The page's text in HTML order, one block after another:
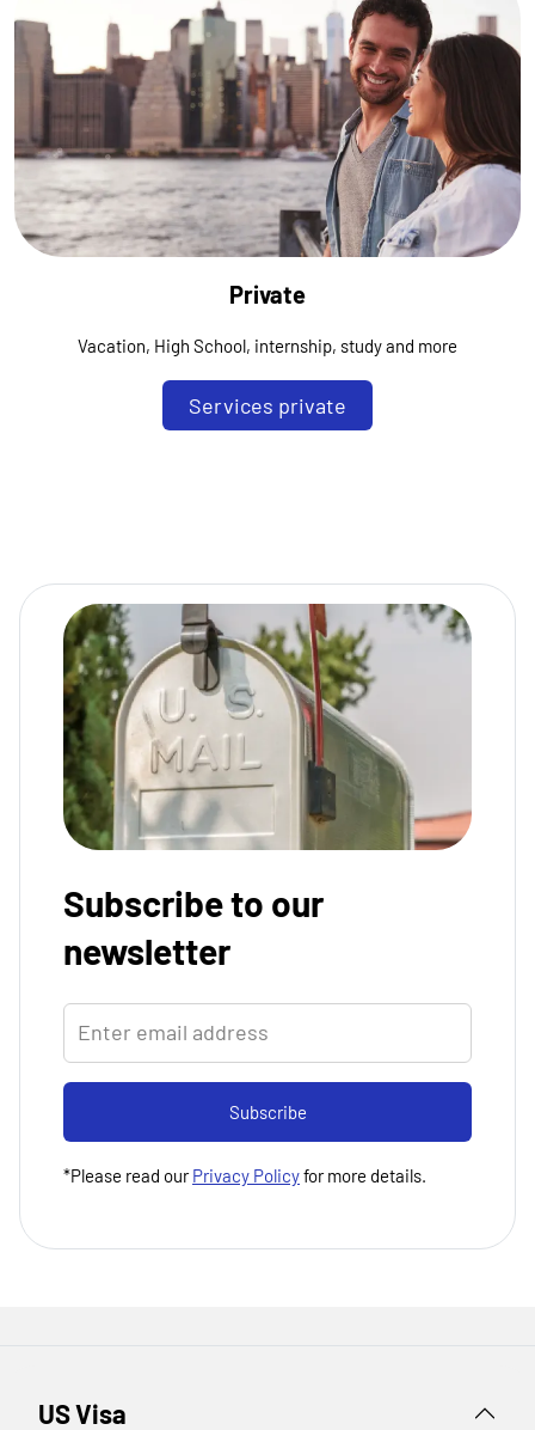
Private
Vacation, High School, internship, study and more
Services private
Subscribe to our
newsletter
Enter email address
Subscribe
*Please read ourPrivacy Policyfor more details.
US Visa